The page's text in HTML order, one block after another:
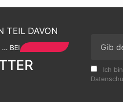
TEIL DAVON
BEI
Ich